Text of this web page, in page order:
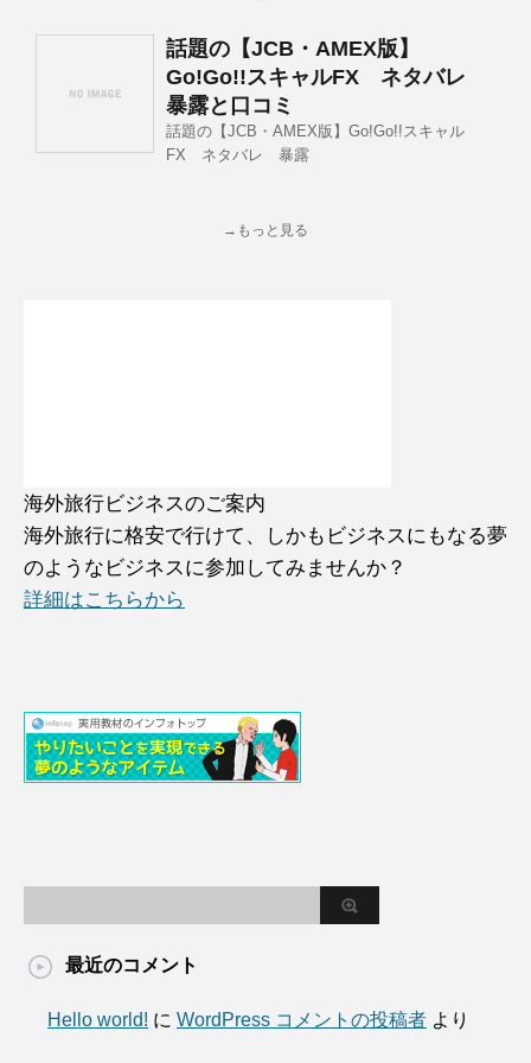
話題の【JCB・AMEX版】
Go!Go!!スキャルFX ネタバレ
暴露と口コミ
話題の【JCB・AMEX版】Go!Go!!スキャル
FX ネタバレ 暴露
→もっと見る
海外旅行ビジネスのご案内
海外旅行に格安で行けて、しかもビジネスにもなる夢
のようなビジネスに参加してみませんか？
詳細はこちらから
最近のコメント
Hello world! に WordPress コメントの投稿者 より